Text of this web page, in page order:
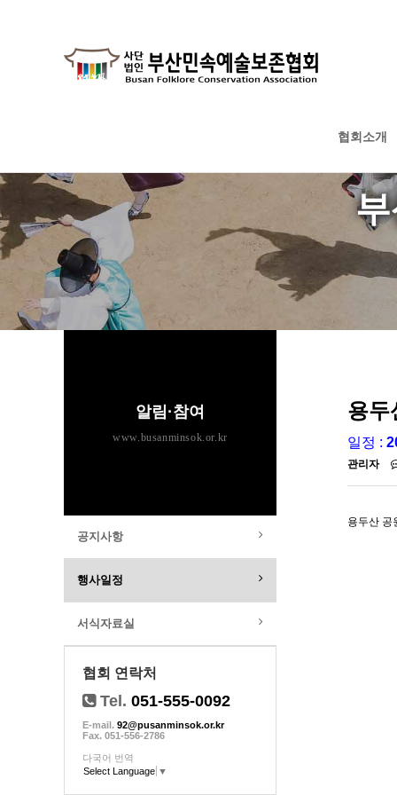
협회소개
용두
일정 :
관리자
용두산 공
알림·참여
www.busanminsok.or.kr
공지사항
행사일정
서식자료실
협회 연락처
Tel. 051-555-0092
E-mail. 92@pusanminsok.or.kr
Fax. 051-556-2786
다국어 번역
Select Language ▼